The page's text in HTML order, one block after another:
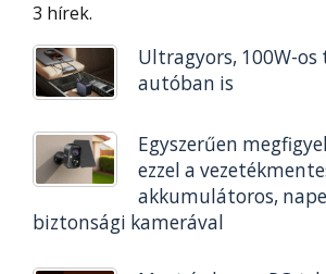
3 hírek.
Ultragyors, 100W-os
autóban is
Egyszerűen
ezzel a
akkumulátoros,
biztonsági kamerával